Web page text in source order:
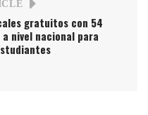
gratuitos con 54
nivel nacional para